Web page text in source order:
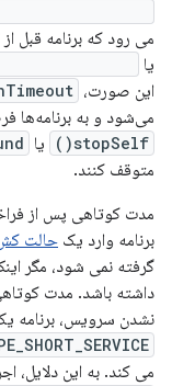
می رود که برنامه قبل از
یا
این صورت،
می‌شود و به برنامه‌ها
stopSelf() یا
متوقف کنند.
مدت کوتاهی پس از
برنامه وارد یک حالت
گرفته نمی شود، مگر
داشته باشد. مدت
نشدن سرویس، برنامه
می کند. به این دلایل،